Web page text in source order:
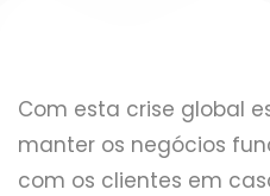
Com esta crise global
manter os negócios
com os clientes em